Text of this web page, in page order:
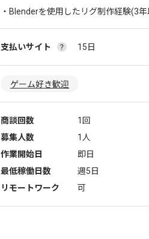
・Blenderを使用したリグ制作経験(3
支払いサイト 15日
ゲーム好き歓迎
商談回数
1回
募集人数
1人
作業開始日
即日
最低稼働日数
週5日
リモートワーク
可